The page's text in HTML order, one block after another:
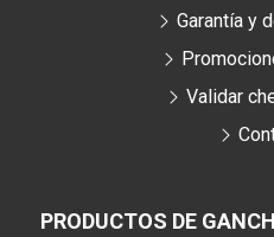
PRODUCTOS DE
Garantía y
Validar